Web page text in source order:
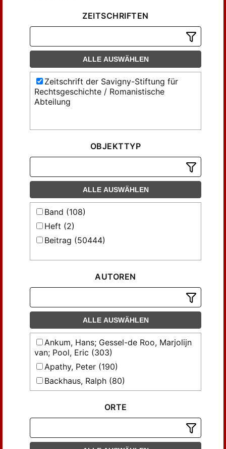
ZEITSCHRIFTEN
ALLE AUSWÄHLEN
Zeitschrift der Savigny-Stiftung für
Rechtsgeschichte / Romanistische
Abteilung
OBJEKTTYP
ALLE AUSWÄHLEN
Band (108)
Heft (2)
Beitrag (50444)
AUTOREN
ALLE AUSWÄHLEN
Ankum, Hans; Gessel-de Roo, Marjolijn
van; Pool, Eric (303)
Apathy, Peter (190)
Backhaus, Ralph (80)
Behrends, Okko (393)
Benöhr, Hans-Peter (238)
ORTE